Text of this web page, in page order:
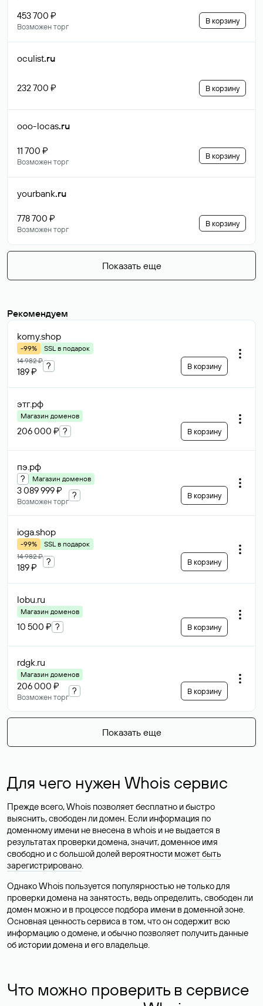
453 700 ₽
Возможен торг
В корзину
oculist.ru
232 700 ₽ В корзину
ooo-locas.ru
11 700 ₽
Возможен торг
В корзину
yourbank.ru
778 700 ₽
Возможен торг
В корзину
Показать еще
Рекомендуем
komy.shop
-99%
SSL в подарок
14 982 ₽
189 ₽
? В корзину
этг.рф
Магазин доменов
206 000 ₽ ? В корзину
пэ.рф
? Магазин доменов
3 089 999 ₽
Возможен торг
? В корзину
ioga.shop
-99%
SSL в подарок
14 982 ₽
189 ₽
? В корзину
lobu.ru
Магазин доменов
10 500 ₽ ? В корзину
rdgk.ru
Магазин доменов
206 000 ₽
Возможен торг
? В корзину
Показать еще
Для чего нужен Whois сервис
Прежде всего, Whois позволяет бесплатно и быстро
выяснить, свободен ли домен. Если информация по
доменному имени не внесена в whois и не выдается в
результатах проверки домена, значит, доменное имя
свободно и с большой долей вероятности может быть
зарегистрировано.
Однако Whois пользуется популярностью не только для
проверки домена на занятость, ведь определить, свободен ли
домен можно и в процессе подбора имени в доменной зоне.
Основная ценность сервиса в том, что он содержит всю
информацию о домене, и обычно позволяет получить данные
об истории домена и его владельце.
Что можно проверить в сервисе